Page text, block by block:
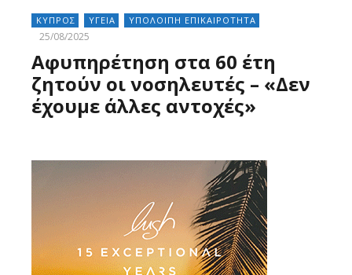
ΚΥΠΡΟΣ ΥΓΕΙΑ ΥΠΟΛΟΙΠΗ ΕΠΙΚΑΙΡΟΤΗΤΑ
25/08/2025
Αφυπηρέτηση στα 60 έτη
ζητούν οι νοσηλευτές – «Δεν
έχουμε άλλες αντοχές»